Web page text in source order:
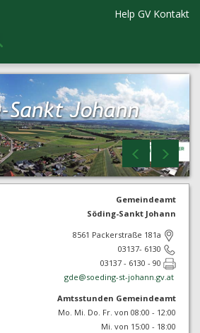
Help GV Kontakt
Gemeindeamt
Söding-Sankt Johann
8561 Packerstraße 181a
03137- 6130
03137 - 6130 - 90
gde@soeding-st-johann.gv.at
Amtsstunden Gemeindeamt
Mo. Mi. Do. Fr. von 08:00 - 12:00
Mi. von 15:00 - 18:00